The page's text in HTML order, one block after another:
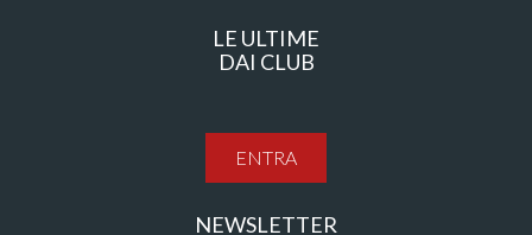
LE ULTIME
DAI CLUB
ENTRA
NEWSLETTER